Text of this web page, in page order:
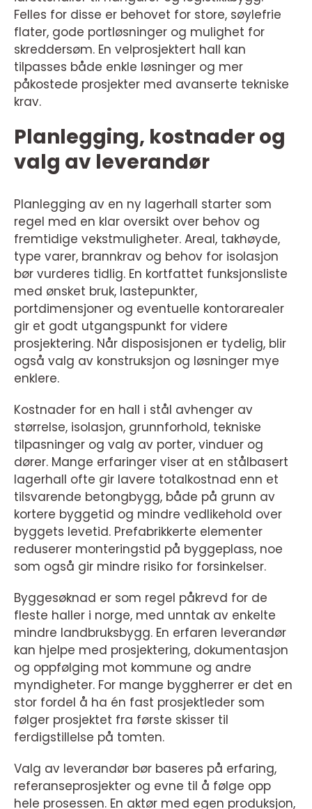
Felles for disse er behovet for store, søylefrie
flater, gode portløsninger og mulighet for
skreddersøm. En velprosjektert hall kan
tilpasses både enkle løsninger og mer
påkostede prosjekter med avanserte tekniske
krav.
Planlegging, kostnader og
valg av leverandør
Planlegging av en ny lagerhall starter som
regel med en klar oversikt over behov og
fremtidige vekstmuligheter. Areal, takhøyde,
type varer, brannkrav og behov for isolasjon
bør vurderes tidlig. En kortfattet funksjonsliste
med ønsket bruk, lastepunkter,
portdimensjoner og eventuelle kontorarealer
gir et godt utgangspunkt for videre
prosjektering. Når disposisjonen er tydelig, blir
også valg av konstruksjon og løsninger mye
enklere.
Kostnader for en hall i stål avhenger av
størrelse, isolasjon, grunnforhold, tekniske
tilpasninger og valg av porter, vinduer og
dører. Mange erfaringer viser at en stålbasert
lagerhall ofte gir lavere totalkostnad enn et
tilsvarende betongbygg, både på grunn av
kortere byggetid og mindre vedlikehold over
byggets levetid. Prefabrikkerte elementer
reduserer monteringstid på byggeplass, noe
som også gir mindre risiko for forsinkelser.
Byggesøknad er som regel påkrevd for de
fleste haller i norge, med unntak av enkelte
mindre landbruksbygg. En erfaren leverandør
kan hjelpe med prosjektering, dokumentasjon
og oppfølging mot kommune og andre
myndigheter. For mange byggherrer er det en
stor fordel å ha én fast prosjektleder som
følger prosjektet fra første skisser til
ferdigstillelse på tomten.
Valg av leverandør bør baseres på erfaring,
referanseprosjekter og evne til å følge opp
hele prosessen. En aktør med egen produksjon,